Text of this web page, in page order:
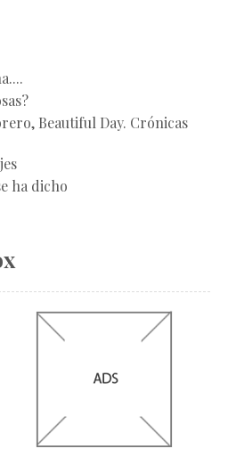
Beautiful Day. Crónicas
ha dicho